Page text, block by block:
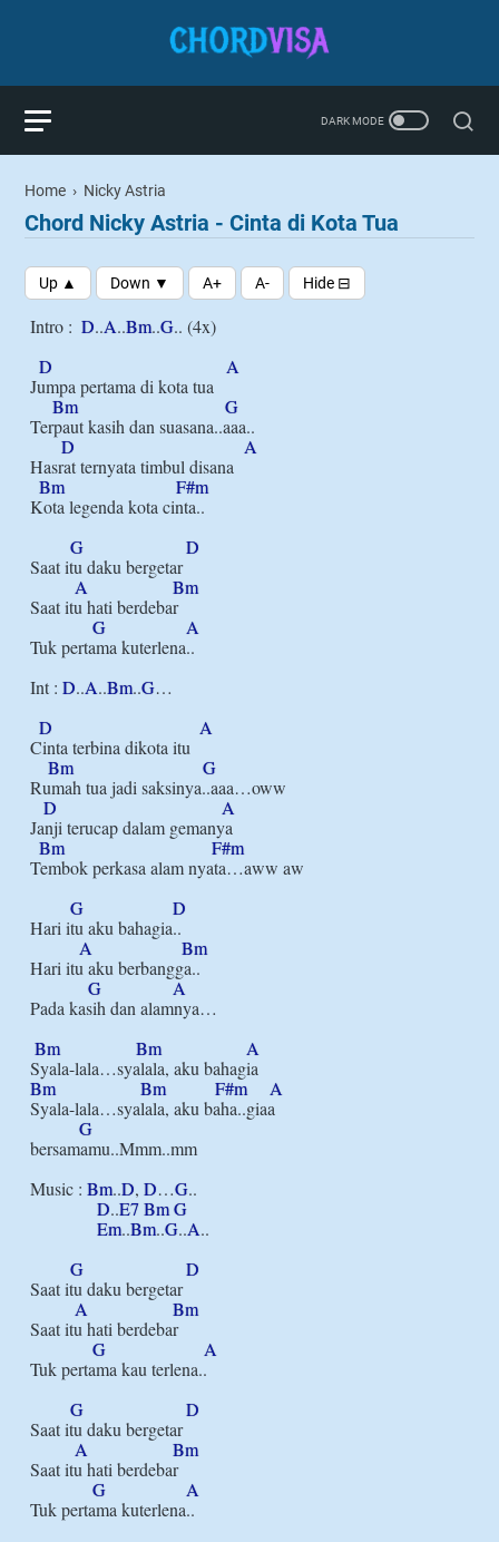
Home › Nicky Astria
Chord Nicky Astria - Cinta di Kota Tua
Intro : D..A..Bm..G.. (4x)
D
A
Jumpa pertama di kota tua
Bm
G
Terpaut kasih dan suasana..aaa..
D
A
Hasrat ternyata timbul disana
Bm
F#m
Kota legenda kota cinta..
G
D
Saat itu daku bergetar
A
Bm
Saat itu hati berdebar
G
A
Tuk pertama kuterlena..
Int : D..A..Bm..G…
D
A
Cinta terbina dikota itu
Bm
G
Rumah tua jadi saksinya..aaa…oww
D
A
Janji terucap dalam gemanya
Bm
F#m
Tembok perkasa alam nyata…aww aw
G
D
Hari itu aku bahagia..
A
Bm
Hari itu aku berbangga..
G
A
Pada kasih dan alamnya…
Bm
Bm
A
Bm
Bm F#m
A
Syala-lala…syalala, aku baha..giaa
G
bersamamu..Mmm..mm
Music : Bm..D, D…G..
D..E7BmG
Em..Bm..G..A..
G
D
Saat itu daku bergetar
A
Bm
Saat itu hati berdebar
G
A
Tuk pertama kau terlena..
G
D
Saat itu daku bergetar
A
Bm
Saat itu hati berdebar
G
A
Tuk pertama kuterlena..